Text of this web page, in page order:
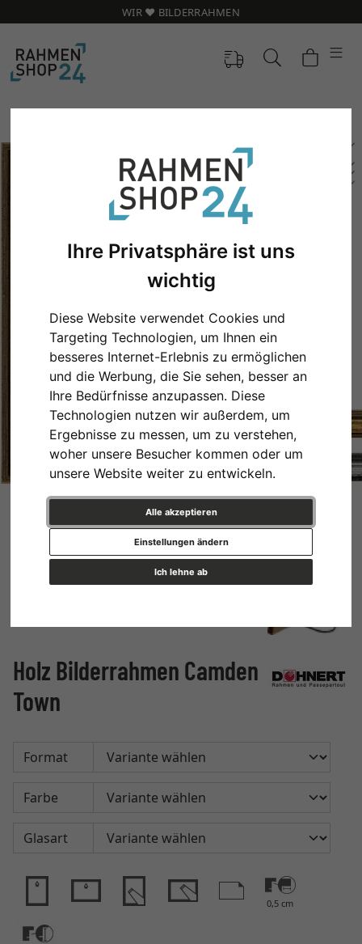
Ihre Privatsphäre ist uns
wichtig
Diese Website verwendet Cookies und
Targeting Technologien, um Ihnen ein
besseres Internet-Erlebnis zu ermöglichen
und die Werbung, die Sie sehen, besser an
Ihre Bedürfnisse anzupassen. Diese
Technologien nutzen wir außerdem, um
Ergebnisse zu messen, um zu verstehen,
woher unsere Besucher kommen oder um
unsere Website weiter zu entwickeln.
Alle akzeptieren
Ich lehne ab
Einstellungen ändern
WIR ❤️ BILDERRAHMEN
Zurück
Holz Bilderrahmen Camden
Town
Format
Farbe
Glasart
0,5 cm